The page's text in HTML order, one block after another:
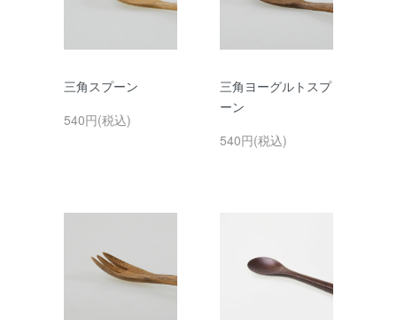
三角スプーン
540円(税込)
三角ヨーグルトスプ
ーン
540円(税込)